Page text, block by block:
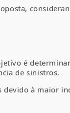
é
de sinistros.
à maior